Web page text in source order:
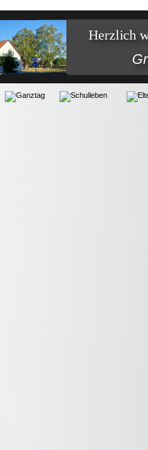
Herzlich